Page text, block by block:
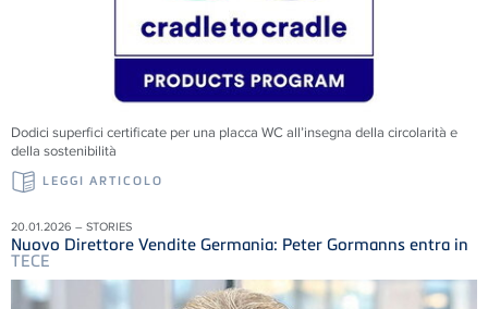
Dodici superfici certificate per una placca WC all’insegna della circolarità e
della sostenibilità
LEGGI ARTICOLO
20.01.2026 – STORIES
Nuovo Direttore Vendite Germania: Peter Gormanns entra in
TECE